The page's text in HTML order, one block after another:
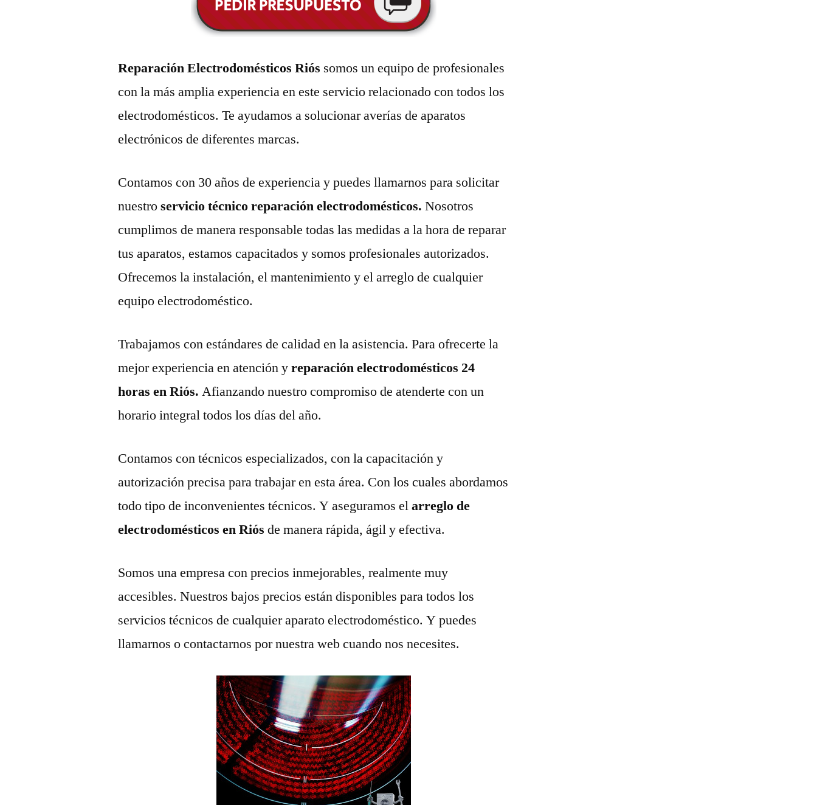
Reparación Electrodomésticos Riós somos un equipo de profesionales
con la más amplia experiencia en este servicio relacionado con todos los
electrodomésticos. Te ayudamos a solucionar averías de aparatos
electrónicos de diferentes marcas.
Contamos con 30 años de experiencia y puedes llamarnos para solicitar
nuestroservicio técnico reparación electrodomésticos.Nosotros
cumplimos de manera responsable todas las medidas a la hora de reparar
tus aparatos, estamos capacitados y somos profesionales autorizados.
Ofrecemos la instalación, el mantenimiento y el arreglo de cualquier
equipo electrodoméstico.
Trabajamos con estándares de calidad en la asistencia. Para ofrecerte la
mejor experiencia en atención yreparación electrodomésticos 24
horas en Riós.Afianzando nuestro compromiso de atenderte con un
horario integral todos los días del año.
Contamos con técnicos especializados, con la capacitación y
autorización precisa para trabajar en esta área. Con los cuales abordamos
todo tipo de inconvenientes técnicos. Y aseguramos elarreglo de
electrodomésticos en Riósde manera rápida, ágil y efectiva.
Somos una empresa con precios inmejorables, realmente muy
accesibles. Nuestros bajos precios están disponibles para todos los
servicios técnicos de cualquier aparato electrodoméstico. Y puedes
llamarnos o contactarnos por nuestra web cuando nos necesites.